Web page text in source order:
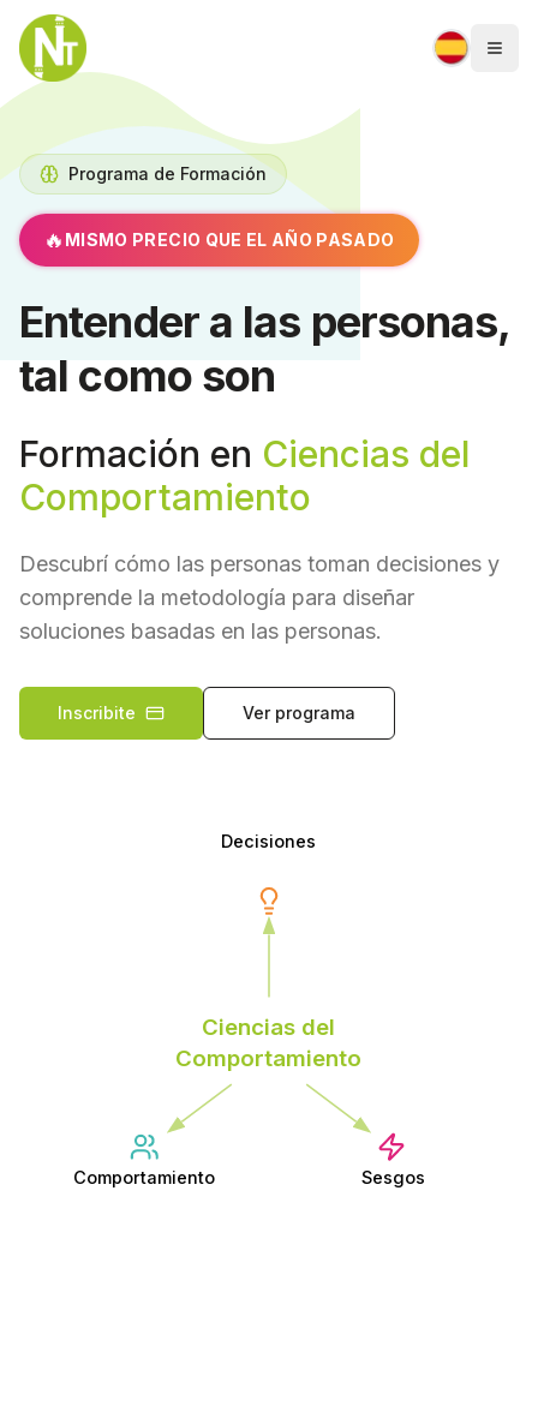
Programa de Formación
🔥 MISMO PRECIO QUE EL AÑO PASADO
Entender a las personas,
tal como son
Formación en Ciencias del
Comportamiento
Descubrí cómo las personas toman decisiones y
comprende la metodología para diseñar
soluciones basadas en las personas.
Inscribite Ver programa
Ciencias del
Comportamiento
Decisiones
Comportamiento Sesgos